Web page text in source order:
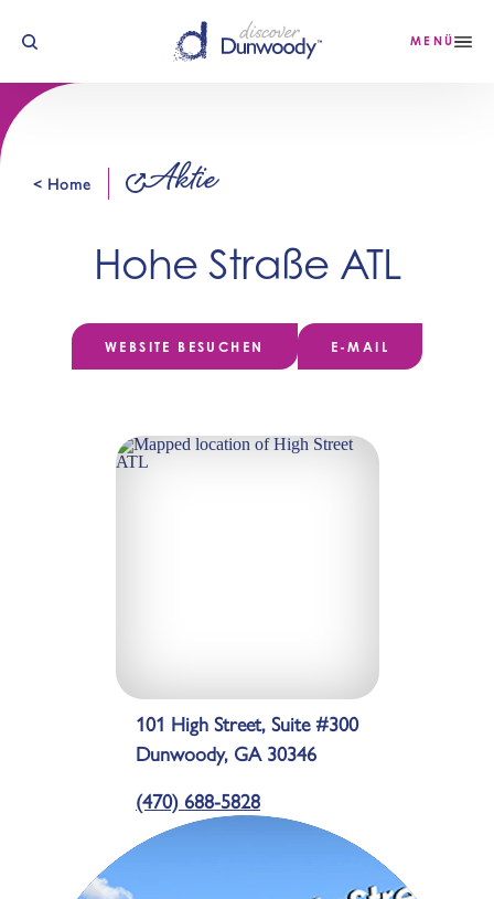
Zum Inhalt springen MENÜ
< Home Aktie
Hohe Straße ATL
WEBSITE BESUCHEN E-MAIL
101 High Street, Suite #300
Dunwoody, GA 30346
(470) 688-5828